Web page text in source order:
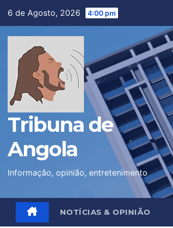
6 de Agosto, 2026 4:00 pm
Tribuna de
Angola
Informação, opinião, entretenimento
NOTÍCIAS & OPINIÃO